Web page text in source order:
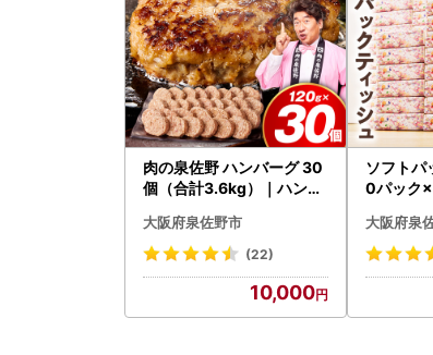
肉の泉佐野 ハンバーグ 30
個（合計3.6kg）｜ハンバ
わポーク
大阪府泉佐野市
(22)
10,000
ソフトパ
0パック
大阪府泉